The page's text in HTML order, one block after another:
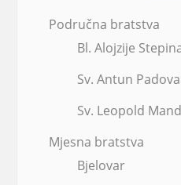
Područna bratstva
Bl. Alojzije
Sv. Antun
Sv. Leopold
Mjesna bratstva
Bjelovar